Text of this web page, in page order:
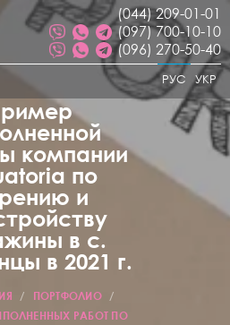
(044) 209-01-01
(097) 700-10-10
(096) 270-50-40
УКР
РУС
компании
по
и
в с.
в 2021 г.
/ ПОРТФОЛИО
/
РАБОТ ПО